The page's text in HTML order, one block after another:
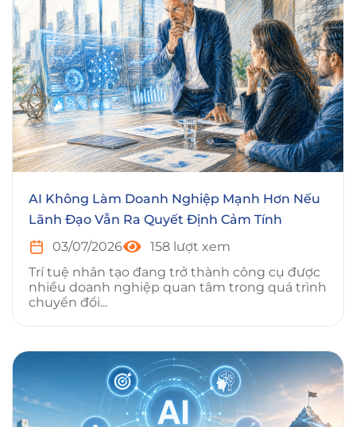
AI Không Làm Doanh Nghiệp Mạnh Hơn Nếu
Lãnh Đạo Vẫn Ra Quyết Định Cảm Tính
03/07/2026
158 lượt xem
Trí tuệ nhân tạo đang trở thành công cụ được
nhiều doanh nghiệp quan tâm trong quá trình
chuyển đổi...